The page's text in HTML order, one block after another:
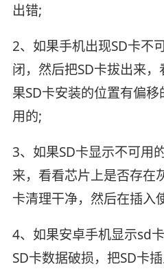
出错;
2、如果手机出现SD卡不
闭，然后把SD卡拔出来
果SD卡安装的位置有偏
用的;
3、如果SD卡显示不可用
来，看看芯片上是否存在
卡清理干净，然后在插入
4、如果安卓手机显示sd
SD卡数据破损，把SD卡